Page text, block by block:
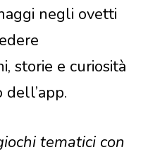
negli ovetti
storie e curiosità
tematici con